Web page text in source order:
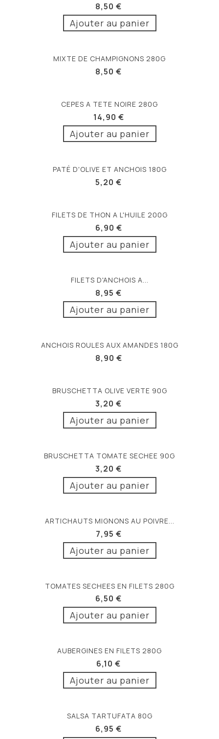
8,50 €
Ajouter au panier
MIXTE DE CHAMPIGNONS 280G
8,50 €
CEPES A TETE NOIRE 280G
14,90 €
Ajouter au panier
PATÉ D'OLIVE ET ANCHOIS 180G
5,20 €
FILETS DE THON A L'HUILE 200G
6,90 €
Ajouter au panier
FILETS D'ANCHOIS A...
8,95 €
Ajouter au panier
ANCHOIS ROULES AUX AMANDES 180G
8,90 €
BRUSCHETTA OLIVE VERTE 90G
3,20 €
Ajouter au panier
BRUSCHETTA TOMATE SECHEE 90G
3,20 €
Ajouter au panier
ARTICHAUTS MIGNONS AU POIVRE...
7,95 €
Ajouter au panier
TOMATES SECHEES EN FILETS 280G
6,50 €
Ajouter au panier
AUBERGINES EN FILETS 280G
6,10 €
Ajouter au panier
SALSA TARTUFATA 80G
6,95 €